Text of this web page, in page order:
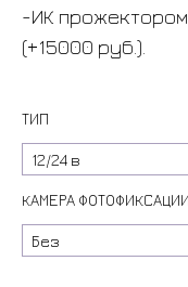
-ИК прожектором
(+15000 руб.).
ТИП
КАМЕРА ФОТОФИКСАЦИИ